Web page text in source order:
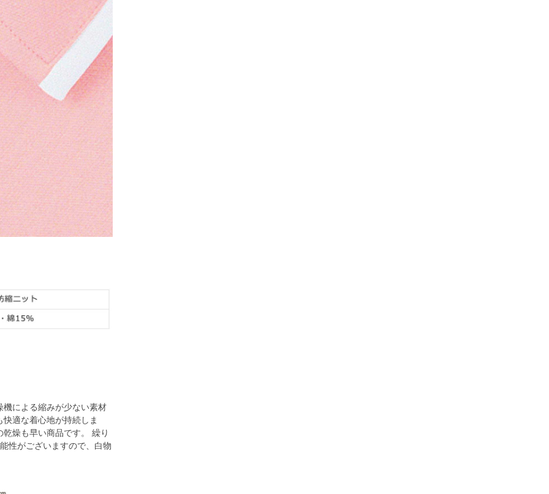
による縮みが少ない素材
適な着心地が持続しま
燥も早い商品です。 繰り
性がございますので、白物